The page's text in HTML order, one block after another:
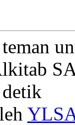
detik